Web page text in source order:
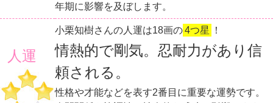
年期に影響を及ぼします。
人運
小栗知樹さんの人運は18画の4つ星 ！
情熱的で剛気。忍耐力があり信
頼される。
性格や才能などを表す2番目に重要な運勢です。